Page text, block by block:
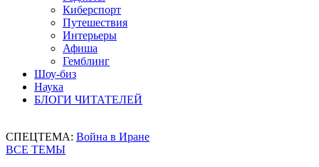
Киберспорт
Путешествия
Интерьеры
Афиша
Гемблинг
Шоу-биз
Наука
БЛОГИ ЧИТАТЕЛЕЙ
СПЕЦТЕМА: Война в Иране
ВСЕ ТЕМЫ